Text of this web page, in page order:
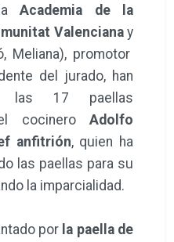
laAcademia de la
Valenciana y
Meliana), promotor
del jurado, han
las 17 paellas
cocineroAdolfo
anfitrión, quien ha
las paellas para su
la imparcialidad.
por la paella de